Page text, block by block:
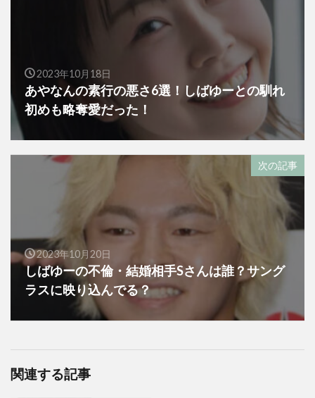
2023年10月18日
あやなんの素行の悪さ6選！しばゆーとの馴れ
初めも略奪愛だった！
次の記事
2023年10月20日
しばゆーの不倫・結婚相手Sさんは誰？サング
ラスに映り込んでる？
関連する記事